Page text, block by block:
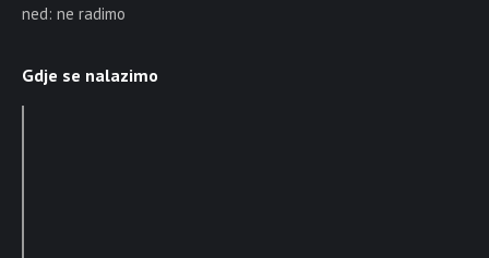
ned: ne radimo
Gdje se nalazimo